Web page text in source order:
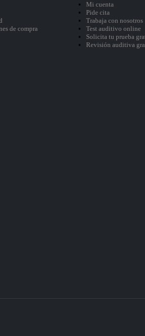
de compra
Mi cuenta
Pide cita
Trabaja con nosotros
Test auditivo online
Solicita tu prueba
Revisión auditiva